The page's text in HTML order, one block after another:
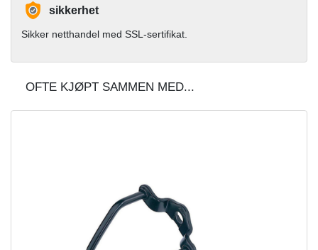
sikkerhet
Sikker netthandel med SSL-sertifikat.
OFTE KJØPT SAMMEN MED...